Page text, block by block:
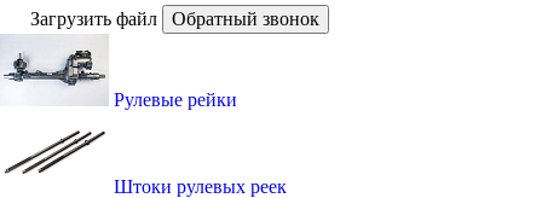
Загрузить файл
Обратный звонок
Рулевые рейки
Штоки рулевых реек